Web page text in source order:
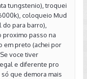
tungstenio), troquei
coloqueio Mud
para barro),
proximo passo na
em preto (achei por
voce tiver
e diferente pro
que demora mais